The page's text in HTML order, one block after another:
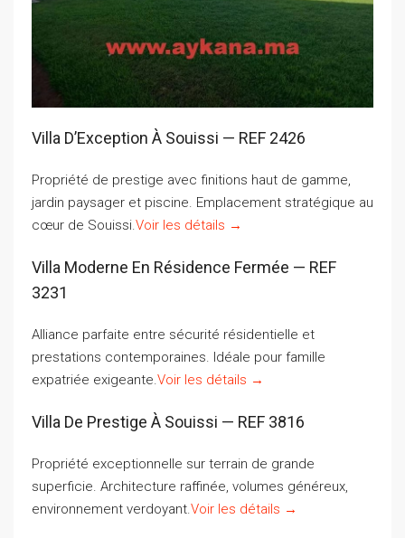
Villa D’Exception À Souissi — REF 2426
Propriété de prestige avec finitions haut de gamme,
jardin paysager et piscine. Emplacement stratégique au
cœur de Souissi.Voir les détails →
Villa Moderne En Résidence Fermée — REF
3231
Alliance parfaite entre sécurité résidentielle et
prestations contemporaines. Idéale pour famille
expatriée exigeante.Voir les détails →
Villa De Prestige À Souissi — REF 3816
Propriété exceptionnelle sur terrain de grande
superficie. Architecture raffinée, volumes généreux,
environnement verdoyant.Voir les détails →